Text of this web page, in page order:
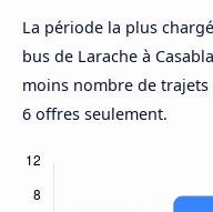
La période la plus
bus de Larache à
moins nombre de trajets
6 offres seulement.